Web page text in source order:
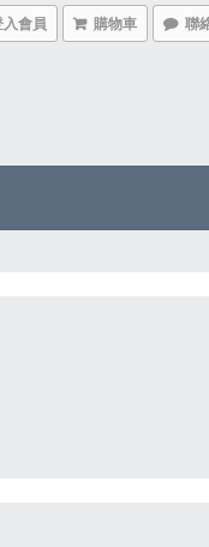
入會員 購物車 聯